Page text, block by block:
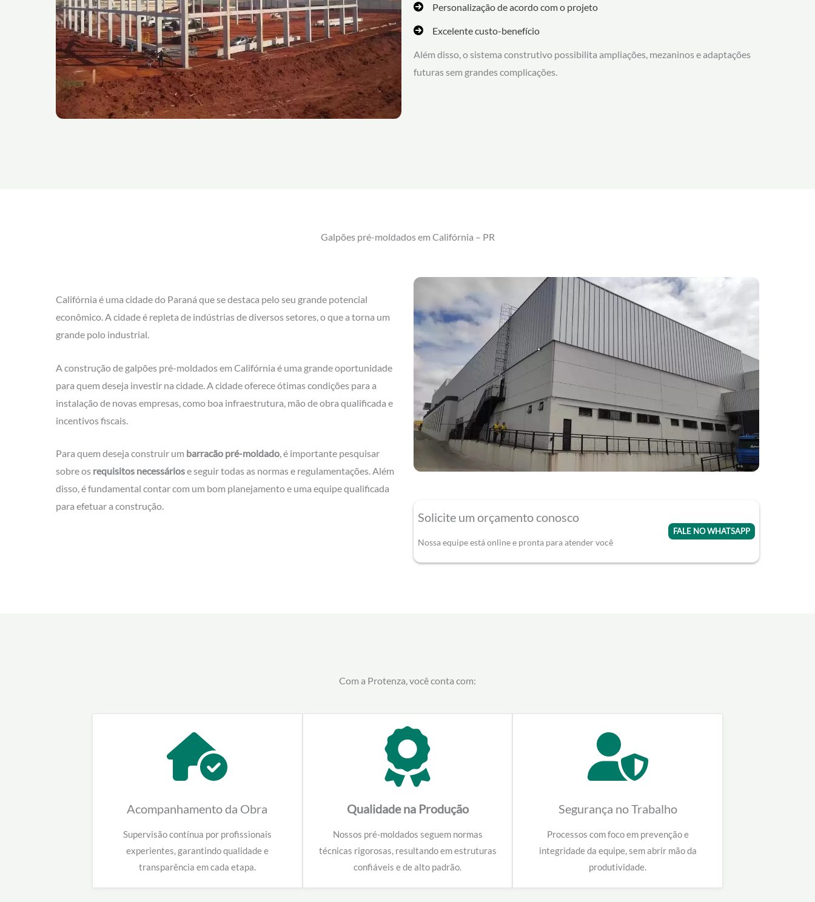
Personalização de acordo com o projeto
Excelente custo-benefício
Além disso, o sistema construtivo possibilita ampliações, mezaninos e adaptações
futuras sem grandes complicações.
Galpões pré-moldados em Califórnia – PR
Califórnia é uma cidade do Paraná que se destaca pelo seu grande potencial
econômico. A cidade é repleta de indústrias de diversos setores, o que a torna um
grande polo industrial.
A construção de galpões pré-moldados em Califórnia é uma grande oportunidade
para quem deseja investir na cidade. A cidade oferece ótimas condições para a
instalação de novas empresas, como boa infraestrutura, mão de obra qualificada e
incentivos fiscais.
Para quem deseja construir um barracão pré-moldado, é importante pesquisar
sobre os requisitos necessáriose seguir todas as normas e regulamentações. Além
disso, é fundamental contar com um bom planejamento e uma equipe qualificada
para efetuar a construção.
Solicite um orçamento conosco
Nossa equipe está online e pronta para atender você
FALE NO WHATSAPP
Com a Protenza, você conta com:
Acompanhamento da Obra
Supervisão contínua por profissionais
experientes, garantindo qualidade e
transparência em cada etapa.
Qualidade na Produção
Nossos pré-moldados seguem normas
técnicas rigorosas, resultando em estruturas
confiáveis e de alto padrão.
Segurança no Trabalho
Processos com foco em prevenção e
integridade da equipe, sem abrir mão da
produtividade.